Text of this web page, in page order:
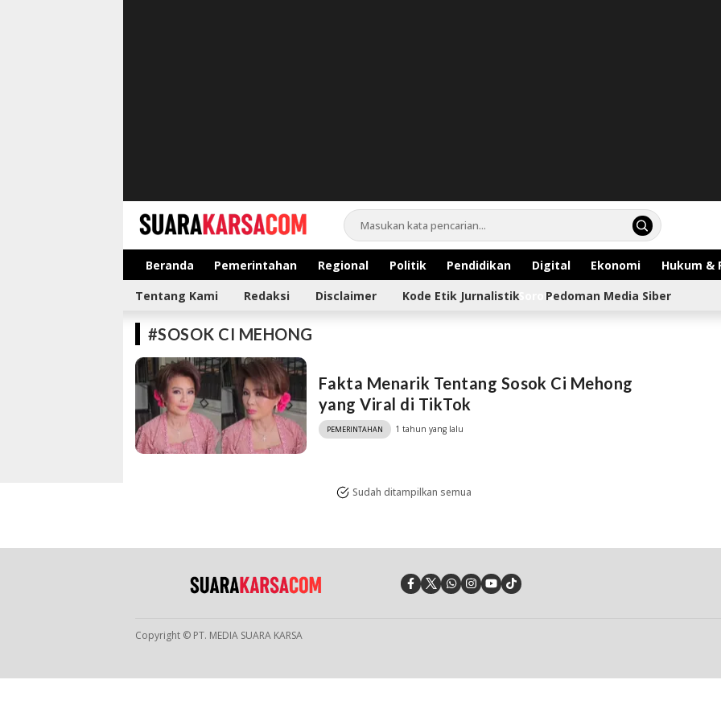
suarakarsa.com
Informasi terpercaya
Beranda Pemerintahan Regional Politik Pendidikan Digital Ekonomi Hukum &
Sorotan
Tentang Kami Redaksi Disclaimer Kode Etik Jurnalistik Pedoman Media Siber
#SOSOK CI MEHONG
Fakta Menarik Tentang Sosok Ci Mehong
yang Viral di TikTok
PEMERINTAHAN 1 tahun yang lalu
Sudah ditampilkan semua
Copyright © PT. MEDIA SUARA KARSA